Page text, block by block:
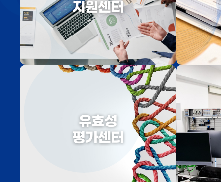
지원센터
유효성
평가센터